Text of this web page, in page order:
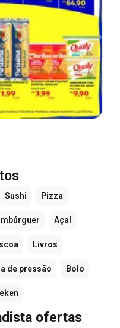
Sushi Pizza
Açaí
Livros
de pressão Bolo
ofertas